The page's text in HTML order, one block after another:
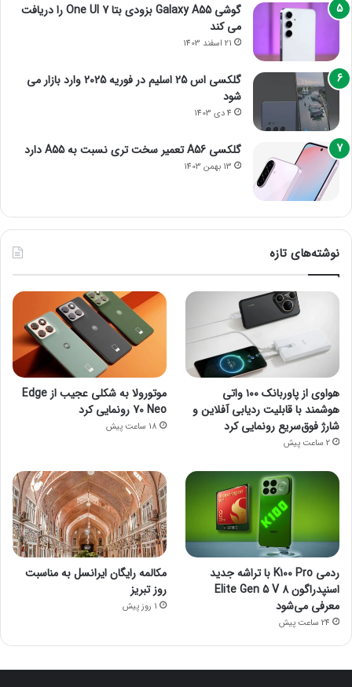
گوشی Galaxy A55 بزودی بتا One UI 7 را دریافت
می کند
21 اسفند 1403
گلکسی اس 25 اسلیم در فوریه 2025 وارد بازار می
شود
4 دی 1403
گلکسی A56 تعمیر سخت تری نسبت به A55 دارد
13 بهمن 1403
نوشته‌های تازه
هواوی از پاوربانک ۱۰۰ واتی
هوشمند با قابلیت ردیابی آفلاین و
شارژ فوق‌سریع رونمایی کرد
2 ساعت پیش
موتورولا به شکلی عجیب از Edge
70 Neo رونمایی کرد
18 ساعت پیش
ردمی K100 Pro با تراشه جدید
اسنپدراگون 8 Elite Gen 5 V
معرفی می‌شود
24 ساعت پیش
مکالمه رایگان ایرانسل به مناسبت
روز تبریز
1 روز پیش